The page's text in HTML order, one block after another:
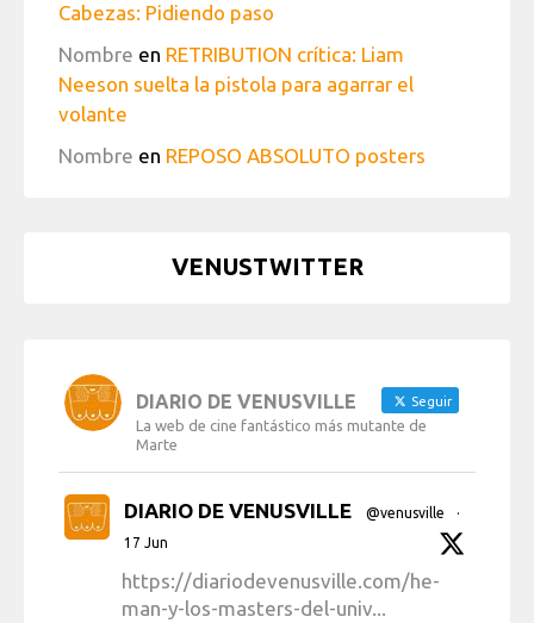
Cabezas: Pidiendo paso
Nombre en RETRIBUTION crítica: Liam
Neeson suelta la pistola para agarrar el
volante
Nombre en REPOSO ABSOLUTO posters
VENUSTWITTER
DIARIO DE VENUSVILLE Seguir
La web de cine fantástico más mutante de
Marte
DIARIO DE VENUSVILLE @venusville
·
17 Jun
https://diariodevenusville.com/he-
man-y-los-masters-del-univ...